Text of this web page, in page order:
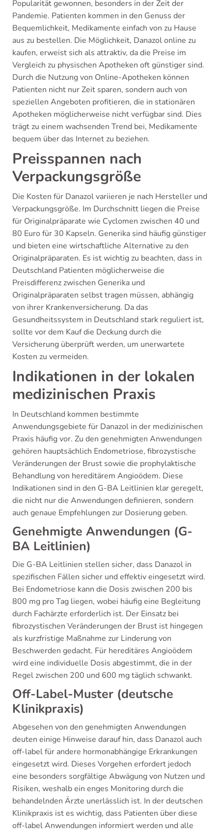
Popularität gewonnen, besonders in der Zeit der
Pandemie. Patienten kommen in den Genuss der
Bequemlichkeit, Medikamente einfach von zu Hause
aus zu bestellen. Die Möglichkeit, Danazol online zu
kaufen, erweist sich als attraktiv, da die Preise im
Vergleich zu physischen Apotheken oft günstiger sind.
Durch die Nutzung von Online-Apotheken können
Patienten nicht nur Zeit sparen, sondern auch von
speziellen Angeboten profitieren, die in stationären
Apotheken möglicherweise nicht verfügbar sind. Dies
trägt zu einem wachsenden Trend bei, Medikamente
bequem über das Internet zu beziehen.
Preisspannen nach
Verpackungsgröße
Die Kosten für Danazol variieren je nach Hersteller und
Verpackungsgröße. Im Durchschnitt liegen die Preise
für Originalpräparate wie Cyclomen zwischen 40 und
80 Euro für 30 Kapseln. Generika sind häufig günstiger
und bieten eine wirtschaftliche Alternative zu den
Originalpräparaten. Es ist wichtig zu beachten, dass in
Deutschland Patienten möglicherweise die
Preisdifferenz zwischen Generika und
Originalpräparaten selbst tragen müssen, abhängig
von ihrer Krankenversicherung. Da das
Gesundheitssystem in Deutschland stark reguliert ist,
sollte vor dem Kauf die Deckung durch die
Versicherung überprüft werden, um unerwartete
Kosten zu vermeiden.
Indikationen in der lokalen
medizinischen Praxis
In Deutschland kommen bestimmte
Anwendungsgebiete für Danazol in der medizinischen
Praxis häufig vor. Zu den genehmigten Anwendungen
gehören hauptsächlich Endometriose, fibrozystische
Veränderungen der Brust sowie die prophylaktische
Behandlung von hereditärem Angioödem. Diese
Indikationen sind in den G-BA Leitlinien klar geregelt,
die nicht nur die Anwendungen definieren, sondern
auch genaue Empfehlungen zur Dosierung geben.
Genehmigte Anwendungen (G-
BA Leitlinien)
Die G-BA Leitlinien stellen sicher, dass Danazol in
spezifischen Fällen sicher und effektiv eingesetzt wird.
Bei Endometriose kann die Dosis zwischen 200 bis
800 mg pro Tag liegen, wobei häufig eine Begleitung
durch Fachärzte erforderlich ist. Der Einsatz bei
fibrozystischen Veränderungen der Brust ist hingegen
als kurzfristige Maßnahme zur Linderung von
Beschwerden gedacht. Für hereditäres Angioödem
wird eine individuelle Dosis abgestimmt, die in der
Regel zwischen 200 und 600 mg täglich schwankt.
Off-Label-Muster (deutsche
Klinikpraxis)
Abgesehen von den genehmigten Anwendungen
deuten einige Hinweise darauf hin, dass Danazol auch
off-label für andere hormonabhängige Erkrankungen
eingesetzt wird. Dieses Vorgehen erfordert jedoch
eine besonders sorgfältige Abwägung von Nutzen und
Risiken, weshalb ein enges Monitoring durch die
behandelnden Ärzte unerlässlich ist. In der deutschen
Klinikpraxis ist es wichtig, dass Patienten über diese
off-label Anwendungen informiert werden und alle